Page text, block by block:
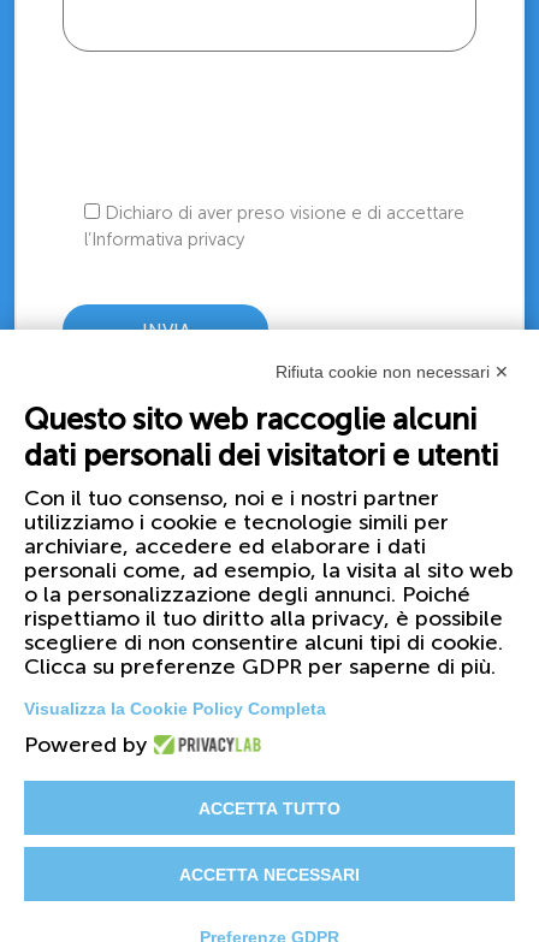
Dichiaro di aver preso visione e di accettare
l’Informativa privacy
Certificazioni
Privacy & Cookie Policy
Rifiuta cookie non necessari ✕
Questo sito web raccoglie alcuni
dati personali dei visitatori e utenti
Con il tuo consenso, noi e i nostri partner
utilizziamo i cookie e tecnologie simili per
archiviare, accedere ed elaborare i dati
personali come, ad esempio, la visita al sito web
o la personalizzazione degli annunci. Poiché
rispettiamo il tuo diritto alla privacy, è possibile
scegliere di non consentire alcuni tipi di cookie.
Clicca su preferenze GDPR per saperne di più.
Visualizza la Cookie Policy Completa
Powered by
ACCETTA TUTTO
ACCETTA NECESSARI
Preferenze GDPR